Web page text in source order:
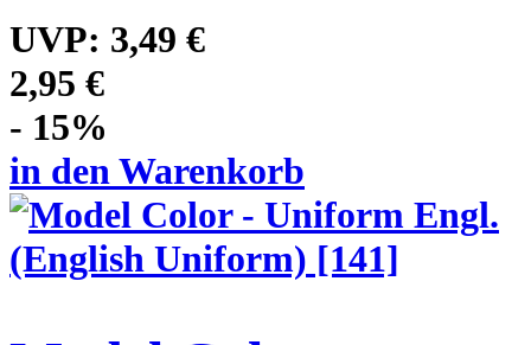
UVP: 3,49 €
2,95 €
- 15%
in den Warenkorb